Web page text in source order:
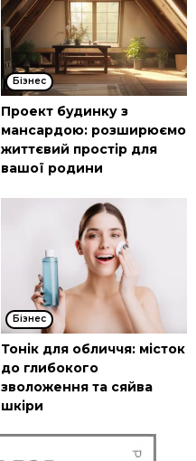
Бізнес
Проект будинку з
мансардою: розширюємо
життєвий простір для
вашої родини
Бізнес
Тонік для обличчя: місток
до глибокого
зволоження та сяйва
шкіри